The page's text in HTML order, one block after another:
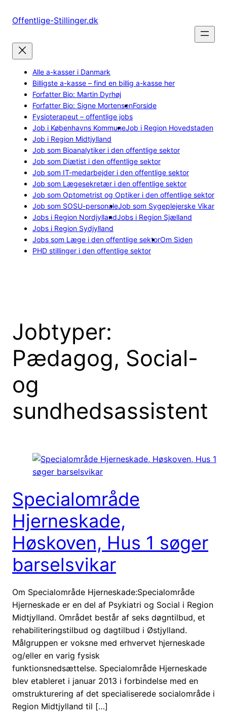
Offentlige-Stillinger.dk
Alle a-kasser i Danmark
Billigste a-kasse – find en billig a-kasse her
Forfatter Bio: Martin Dyrhøj
Forfatter Bio: Signe MortensenForside
Fysioterapeut – offentlige jobs
Job i Københavns KommuneJob i Region Hovedstaden
Job i Region Midtjylland
Job som Bioanalytiker i den offentlige sektor
Job som Diætist i den offentlige sektor
Job som IT-medarbejder i den offentlige sektor
Job som Lægesekretær i den offentlige sektor
Job som Optometrist og Optiker i den offentlige sektor
Job som SOSU-personaleJob som Sygeplejerske Vikar
Jobs i Region NordjyllandJobs i Region Sjælland
Jobs i Region Sydjylland
Jobs som Læge i den offentlige sektorOm Siden
PHD stillinger i den offentlige sektor
Jobtyper:
Pædagog, Social-
og
sundhedsassistent
Specialområde
Hjerneskade,
Høskoven, Hus 1 søger
barselsvikar
Om Specialområde Hjerneskade:Specialområde
Hjerneskade er en del af Psykiatri og Social i Region
Midtjylland. Området består af seks døgntilbud, et
rehabiliteringstilbud og dagtilbud i Østjylland.
Målgruppen er voksne med erhvervet hjerneskade
og/eller en varig fysisk
funktionsnedsættelse. Specialområde Hjerneskade
blev etableret i januar 2013 i forbindelse med en
omstrukturering af det specialiserede socialområde i
Region Midtjylland til […]